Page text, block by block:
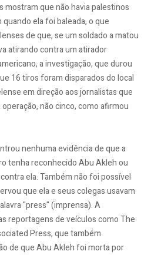
mostram que não havia palestinos
ela foi baleada, o que
de que, se um soldado a matou
atirando contra um atirador
a investigação, que durou
16 tiros foram disparados do local
em direção aos jornalistas que
não cinco, como afirmou
nenhuma evidência de que a
tenha reconhecido Abu Akleh ou
ela. Também não foi possível
que ela e seus colegas usavam
"press" (imprensa). A
reportagens de veículos como The
Press, que também
de que Abu Akleh foi morta por